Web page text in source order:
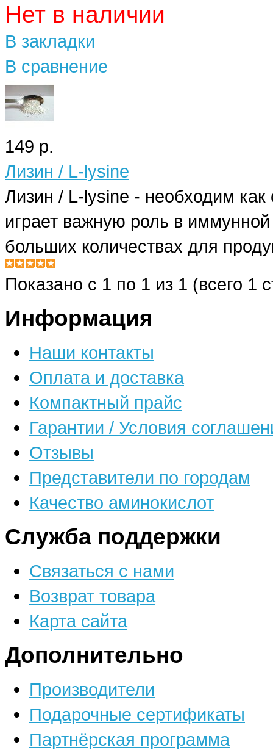
Нет в наличии
В закладки
В сравнение
149 р.
Лизин / L-lysine
Лизин / L-lysine - необходим
играет важную роль в
больших количествах для
Показано с 1 по 1 из 1 (всего 1
Информация
Наши контакты
Оплата и доставка
Компактный прайс
Гарантии / Условия
Отзывы
Представители по городам
Качество аминокислот
Служба поддержки
Связаться с нами
Возврат товара
Карта сайта
Дополнительно
Производители
Подарочные сертификаты
Партнёрская программа